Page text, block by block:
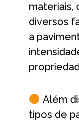
materiais,
diversos
a
Além
tipos de